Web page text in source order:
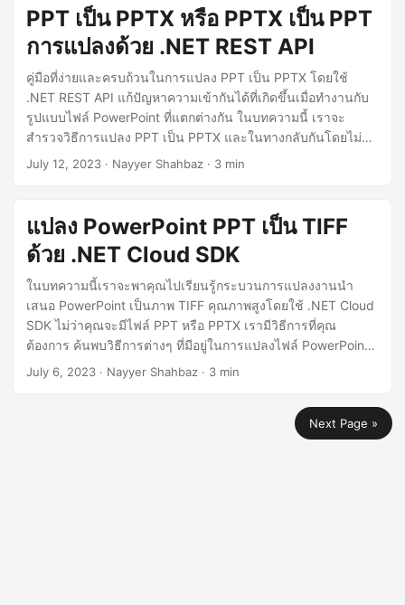
formatting and layout.
PPT เป็น PPTX หรือ PPTX เป็น PPT
การแปลงด้วย .NET REST API
คู่มือที่ง่ายและครบถ้วนในการแปลง PPT เป็น PPTX โดยใช้
.NET REST API แก้ปัญหาความเข้ากันได้ที่เกิดขึ้นเมื่อทำงานกับ
รูปแบบไฟล์ PowerPoint ที่แตกต่างกัน ในบทความนี้ เราจะ
สำรวจวิธีการแปลง PPT เป็น PPTX และในทางกลับกันโดยไม่มี
ความยุ่งยากโดยใช้ .NET REST API ดังนั้นเรามาเริ่มกันเลยและ
July 12, 2023 · Nayyer Shahbaz · 3 min
แปลง PowerPoint PPT เป็น TIFF
ด้วย .NET Cloud SDK
ในบทความนี้เราจะพาคุณไปเรียนรู้กระบวนการแปลงงานนำ
เสนอ PowerPoint เป็นภาพ TIFF คุณภาพสูงโดยใช้ .NET Cloud
SDK ไม่ว่าคุณจะมีไฟล์ PPT หรือ PPTX เรามีวิธีการที่คุณ
ต้องการ ค้นพบวิธีการต่างๆ ที่มีอยู่ในการแปลงไฟล์ PowerPoint
เป็น TIFF ได้อย่างง่ายดาย เพื่อให้คุณสามารถปรับปรุงการจัดการ
July 6, 2023 · Nayyer Shahbaz · 3 min
Next Page »